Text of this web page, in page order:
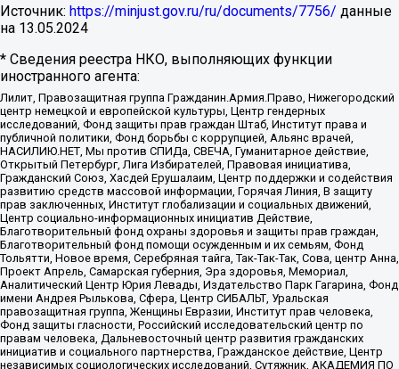
Источник: https://minjust.gov.ru/ru/documents/7756/ данные
на 13.05.2024
* Сведения реестра НКО, выполняющих функции
иностранного агента:
Лилит, Правозащитная группа Гражданин.Армия.Право, Нижегородский
центр немецкой и европейской культуры, Центр гендерных
исследований, Фонд защиты прав граждан Штаб, Институт права и
публичной политики, Фонд борьбы с коррупцией, Альянс врачей,
НАСИЛИЮ.НЕТ, Мы против СПИДа, СВЕЧА, Гуманитарное действие,
Открытый Петербург, Лига Избирателей, Правовая инициатива,
Гражданский Союз, Хасдей Ерушалаим, Центр поддержки и содействия
развитию средств массовой информации, Горячая Линия, В защиту
прав заключенных, Институт глобализации и социальных движений,
Центр социально-информационных инициатив Действие,
Благотворительный фонд охраны здоровья и защиты прав граждан,
Благотворительный фонд помощи осужденным и их семьям, Фонд
Тольятти, Новое время, Серебряная тайга, Так-Так-Так, Сова, центр Анна,
Проект Апрель, Самарская губерния, Эра здоровья, Мемориал,
Аналитический Центр Юрия Левады, Издательство Парк Гагарина, Фонд
имени Андрея Рылькова, Сфера, Центр СИБАЛЬТ, Уральская
правозащитная группа, Женщины Евразии, Институт прав человека,
Фонд защиты гласности, Российский исследовательский центр по
правам человека, Дальневосточный центр развития гражданских
инициатив и социального партнерства, Гражданское действие, Центр
независимых социологических исследований, Сутяжник, АКАДЕМИЯ ПО